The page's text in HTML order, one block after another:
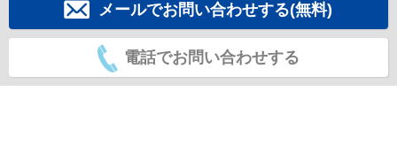
メールでお問い合わせする(無料)
電話でお問い合わせする